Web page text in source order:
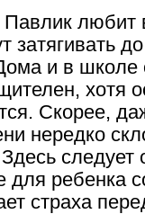
Павлик
затягивать
и в
хотя
Скорее,
нередко
следует
для ребенка
страха